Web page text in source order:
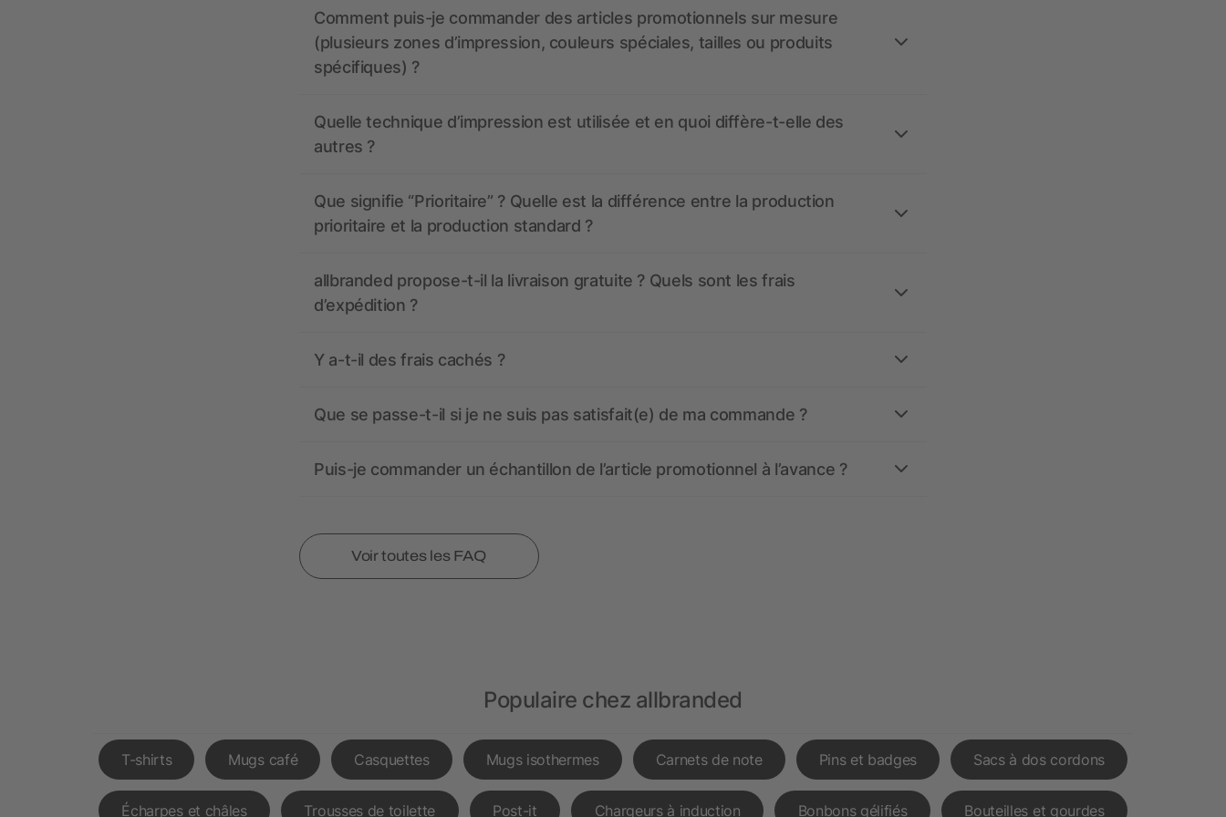
Comment puis-je commander des articles promotionnels sur mesure
(plusieurs zones d’impression, couleurs spéciales, tailles ou produits
spécifiques) ?
Quelle technique d’impression est utilisée et en quoi diffère-t-elle des
autres ?
Que signifie “Prioritaire” ? Quelle est la différence entre la production
prioritaire et la production standard ?
allbranded propose-t-il la livraison gratuite ? Quels sont les frais
d’expédition ?
Y a-t-il des frais cachés ?
Que se passe-t-il si je ne suis pas satisfait(e) de ma commande ?
Puis-je commander un échantillon de l’article promotionnel à l’avance ?
Voir toutes les FAQ
Populaire chez allbranded
T-shirts Mugs café Casquettes Mugs isothermes Carnets de note Pins et badges Sacs à dos cordons
Écharpes et châles Trousses de toilette Post-it Chargeurs à induction Bonbons gélifiés Bouteilles et gourdes